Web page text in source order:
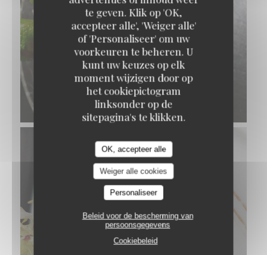
te geven. Klik op 'OK,
accepteer alle', 'Weiger alle'
of 'Personaliseer' om uw
voorkeuren te beheren. U
kunt uw keuzes op elk
moment wijzigen door op
het cookiepictogram
linksonder op de
sitepagina's te klikken.
OK, accepteer alle
Weiger alle cookies
Personaliseer
Beleid voor de bescherming van
persoonsgegevens
Cookiebeleid
RIZ AU LAIT, CARAMEL AU BEURRE SALÉ
© Pierre Négrevergne